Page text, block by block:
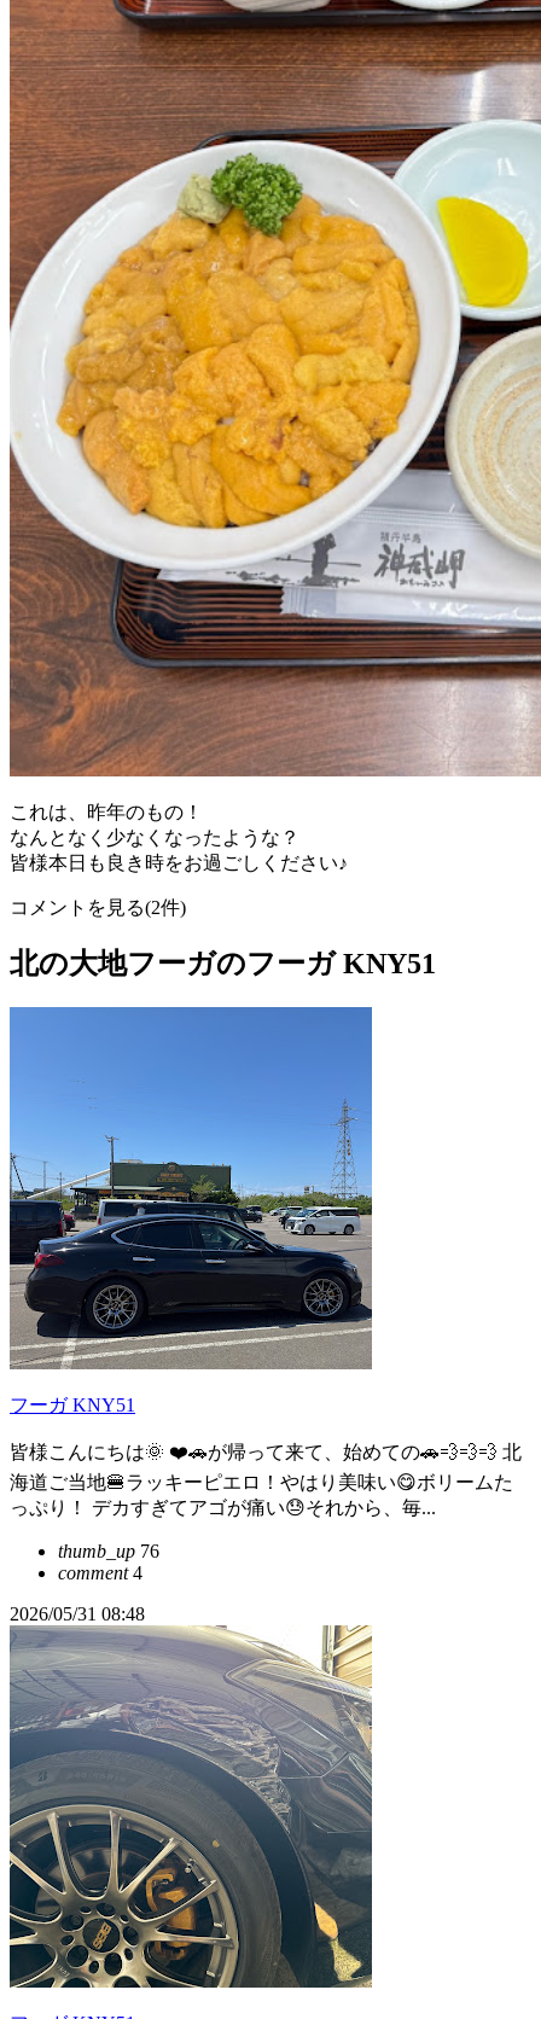
これは、昨年のもの！
なんとなく少なくなったような？
皆様本日も良き時をお過ごしください♪
コメントを見る(2件)
北の大地フーガのフーガ KNY51
フーガ KNY51
皆様こんにちは🌞 ❤️🚗が帰って来て、始めての🚗💨💨💨 北
海道ご当地🍔ラッキーピエロ！やはり美味い😋ボリームた
っぷり！ デカすぎてアゴが痛い😓それから、毎...
thumb_up 76
comment4
2026/05/31 08:48